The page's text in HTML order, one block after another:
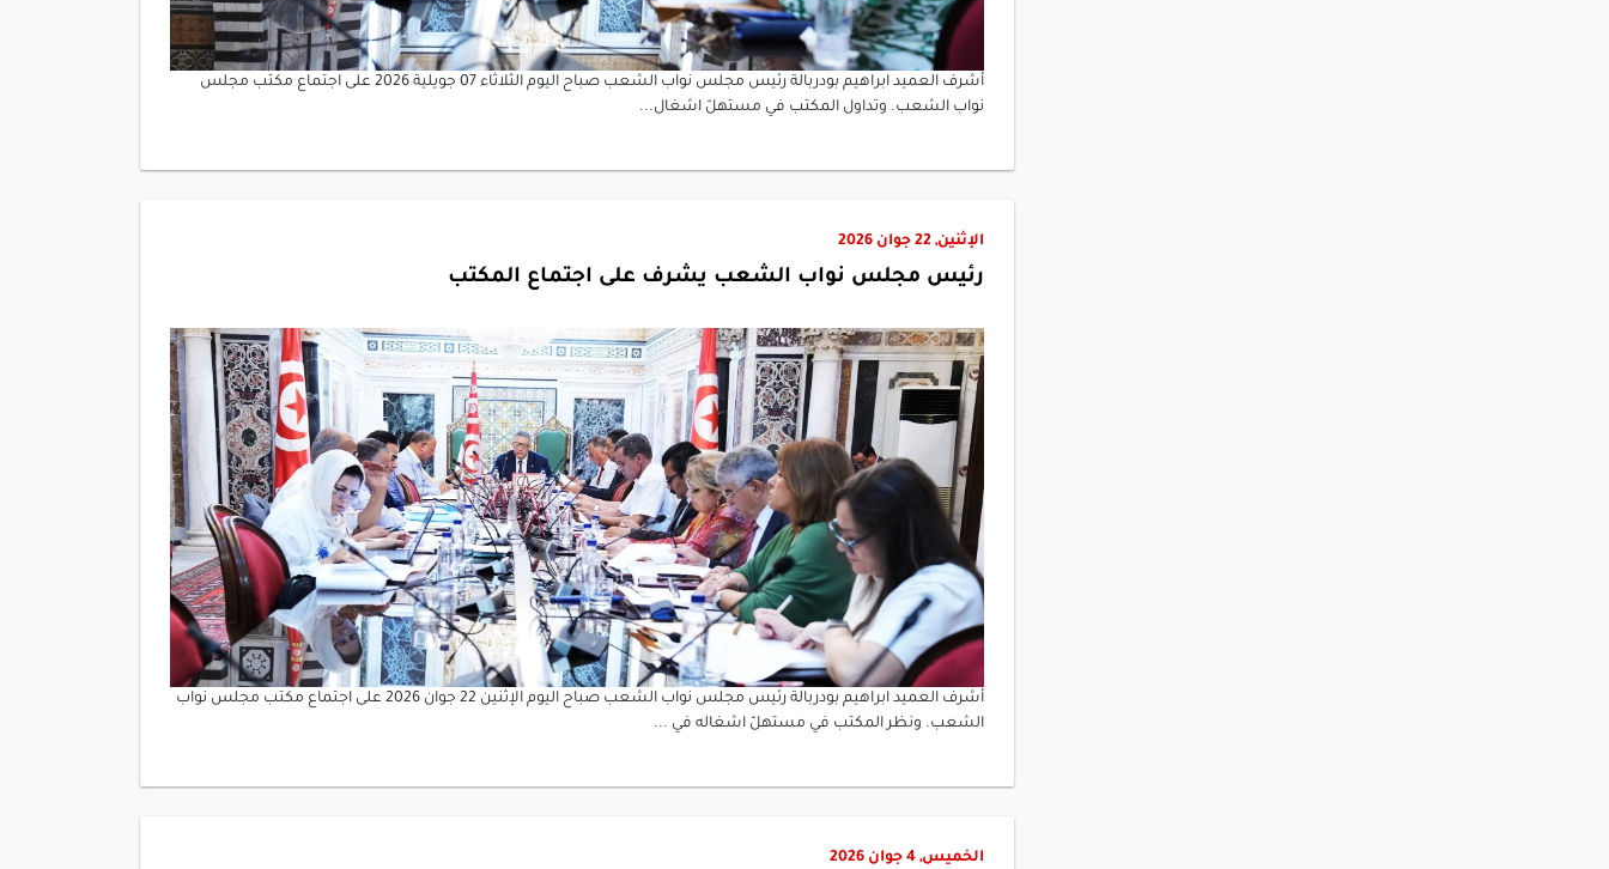
أشرف العميد ابراهيم بودربالة رئيس مجلس نواب الشعب صباح اليوم الثلاثاء 07 جويلية 2026 على اجتماع مكتب مجلس
نواب الشعب. وتداول المكتب في مستهلّ اشغال...
الإثنين, 22 جوان 2026
رئيس مجلس نواب الشعب يشرف على اجتماع المكتب
أشرف العميد ابراهيم بودربالة رئيس مجلس نواب الشعب صباح اليوم الإثنين 22 جوان 2026 على اجتماع مكتب مجلس نواب
الشعب. ونظر المكتب في مستهلّ اشغاله في ...
الخميس, 4 جوان 2026